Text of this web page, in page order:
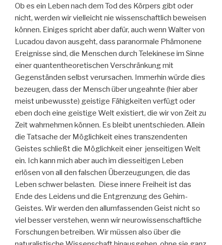
Ob es ein Leben nach dem Tod des Körpers gibt oder
nicht, werden wir vielleicht nie wissenschaftlich beweisen
können. Einiges spricht aber dafür, auch wenn Walter von
Lucadou davon ausgeht, dass paranormale Phämonene
Ereignisse sind, die Menschen durch Telekinese im Sinne
einer quantentheoretischen Verschränkung mit
Gegenständen selbst verursachen. Immerhin würde dies
bezeugen, dass der Mensch über ungeahnte (hier aber
meist unbewusste) geistige Fähigkeiten verfügt oder
eben doch eine geistige Welt existiert, die wir von Zeit zu
Zeit wahrnehmen können. Es bleibt unentschieden. Allein
die Tatsache der Möglichkeit eines transzendenten
Geistes schließt die Möglichkeit einer jenseitigen Welt
ein. Ich kann mich aber auch im diesseitigen Leben
erlösen von all den falschen Überzeugungen, die das
Leben schwer belasten. Diese innere Freiheit ist das
Ende des Leidens und die Entgrenzung des Gehirn-
Geistes. Wir werden den allumfassenden Geist nicht so
viel besser verstehen, wenn wir neurowissenschaftliche
Forschungen betreiben. Wir müssen also über die